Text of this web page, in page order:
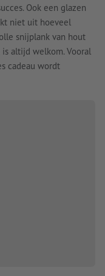
Ook een glazen
niet uit hoeveel
snijplank van hout
altijd welkom. Vooral
cadeau wordt